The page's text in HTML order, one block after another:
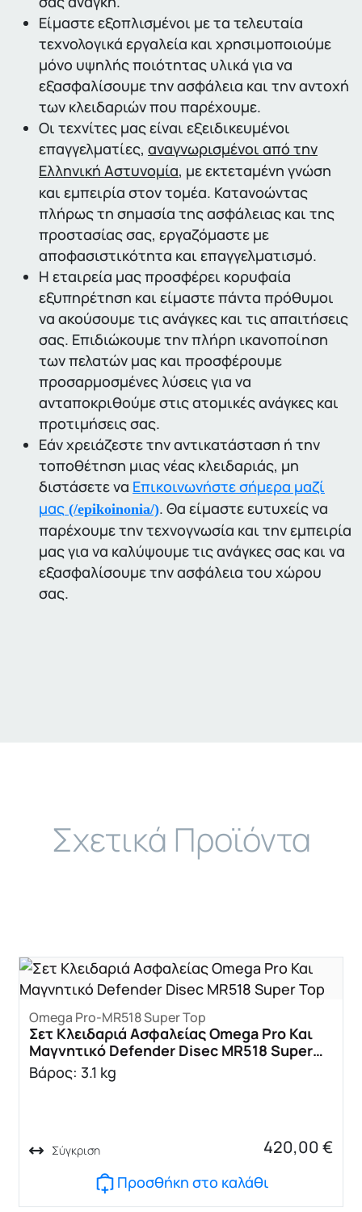
Είμαστε εξοπλισμένοι με τα τελευταία
τεχνολογικά εργαλεία και χρησιμοποιούμε
μόνο υψηλής ποιότητας υλικά για να
εξασφαλίσουμε την ασφάλεια και την αντοχή
των κλειδαριών που παρέχουμε.
Οι τεχνίτες μας είναι εξειδικευμένοι
επαγγελματίες, αναγνωρισμένοι από την
Ελληνική Αστυνομία, με εκτεταμένη γνώση
και εμπειρία στον τομέα. Κατανοώντας
πλήρως τη σημασία της ασφάλειας και της
προστασίας σας, εργαζόμαστε με
αποφασιστικότητα και επαγγελματισμό.
Η εταιρεία μας προσφέρει κορυφαία
εξυπηρέτηση και είμαστε πάντα πρόθυμοι
να ακούσουμε τις ανάγκες και τις απαιτήσεις
σας. Επιδιώκουμε την πλήρη ικανοποίηση
των πελατών μας και προσφέρουμε
προσαρμοσμένες λύσεις για να
ανταποκριθούμε στις ατομικές ανάγκες και
προτιμήσεις σας.
Εάν χρειάζεστε την αντικατάσταση ή την
τοποθέτηση μιας νέας κλειδαριάς, μη
διστάσετε να Επικοινωνήστε σήμερα μαζί
μας (/epikoinonia/). Θα είμαστε ευτυχείς να
παρέχουμε την τεχνογνωσία και την εμπειρία
μας για να καλύψουμε τις ανάγκες σας και να
εξασφαλίσουμε την ασφάλεια του χώρου
σας.
Σχετικά Προϊόντα
Omega Pro-MR518 Super Top
Σετ Κλειδαριά Ασφαλείας Omega Pro Και
Μαγνητικό Defender Disec MR518 Super
Top
Βάρος: 3.1 kg
Σύγκριση 420,00€
Προσθήκη στο καλάθι